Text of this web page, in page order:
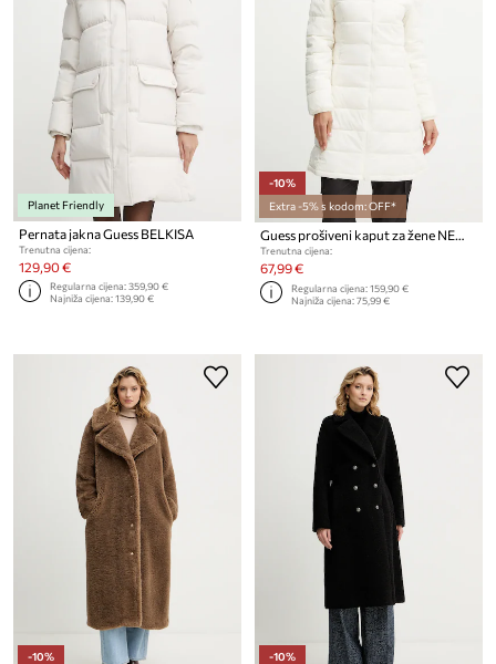
Planet Friendly
Pernata jakna Guess BELKISA
Trenutna cijena:
129,90 €
Regularna cijena:359,90 €
Najniža cijena:139,90 €
-10%
Extra -5% s kodom: OFF*
Guess prošiveni kaput za žene NEW ALETA
Trenutna cijena:
67,99 €
Regularna cijena:159,90 €
Najniža cijena:75,99 €
-10%
-10%